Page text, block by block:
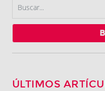
ÚLTIMOS